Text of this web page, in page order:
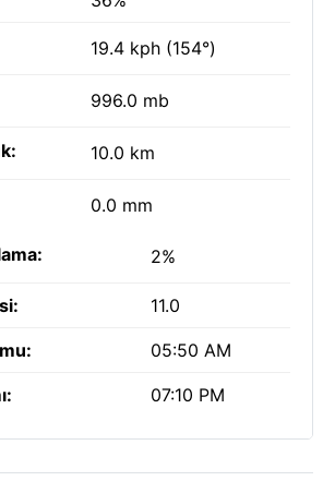
19.4 kph (154°)
996.0 mb
10.0 km
0.0 mm
2%
11.0
05:50 AM
07:10 PM